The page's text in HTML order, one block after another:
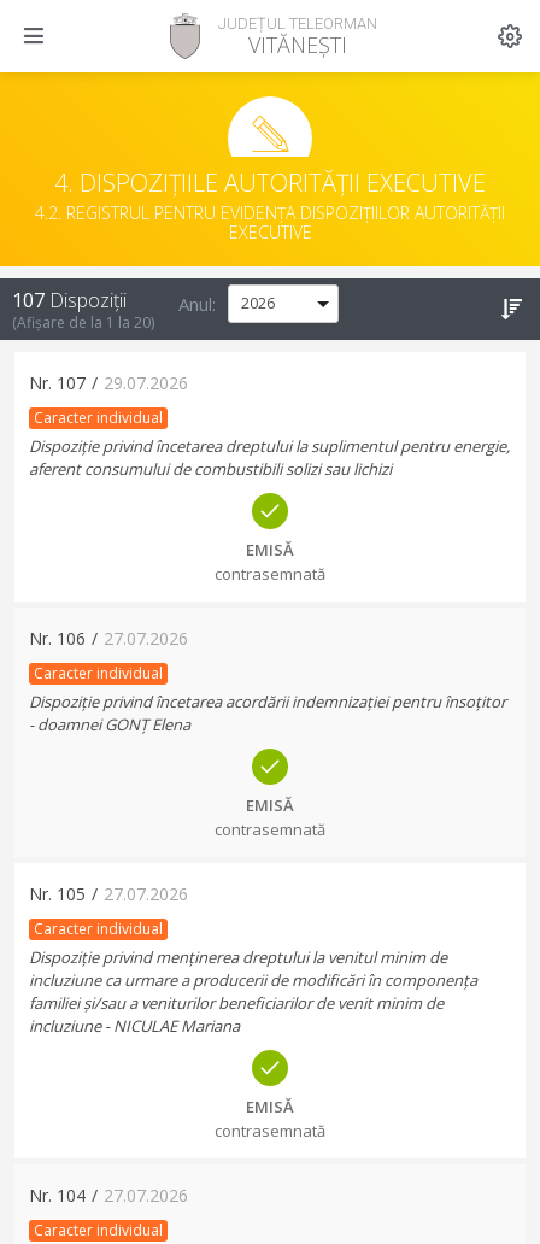
JUDEȚUL TELEORMAN
VITĂNEȘTI
4. DISPOZIȚIILE AUTORITĂȚII EXECUTIVE
4.2. REGISTRUL PENTRU EVIDENȚA DISPOZIȚIILOR AUTORITĂȚII
EXECUTIVE
107 Dispoziții
(Afișare de la 1 la 20)
Anul:
Nr. 107 / 29.07.2026
Caracter individual
Dispoziție privind încetarea dreptului la suplimentul pentru energie,
aferent consumului de combustibili solizi sau lichizi
EMISĂ
contrasemnată
Nr. 106 / 27.07.2026
Caracter individual
Dispoziție privind încetarea acordării indemnizației pentru însoțitor
- doamnei GONȚ Elena
EMISĂ
contrasemnată
Nr. 105 / 27.07.2026
Caracter individual
Dispoziție privind menținerea dreptului la venitul minim de
incluziune ca urmare a producerii de modificări în componența
familiei și/sau a veniturilor beneficiarilor de venit minim de
incluziune - NICULAE Mariana
EMISĂ
contrasemnată
Nr. 104 / 27.07.2026
Caracter individual